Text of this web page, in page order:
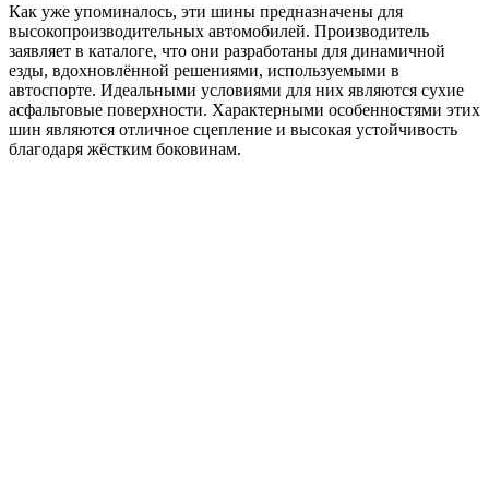
Как уже упоминалось, эти шины предназначены для
высокопроизводительных автомобилей. Производитель
заявляет в каталоге, что они разработаны для динамичной
езды, вдохновлённой решениями, используемыми в
автоспорте. Идеальными условиями для них являются сухие
асфальтовые поверхности. Характерными особенностями этих
шин являются отличное сцепление и высокая устойчивость
благодаря жёстким боковинам.